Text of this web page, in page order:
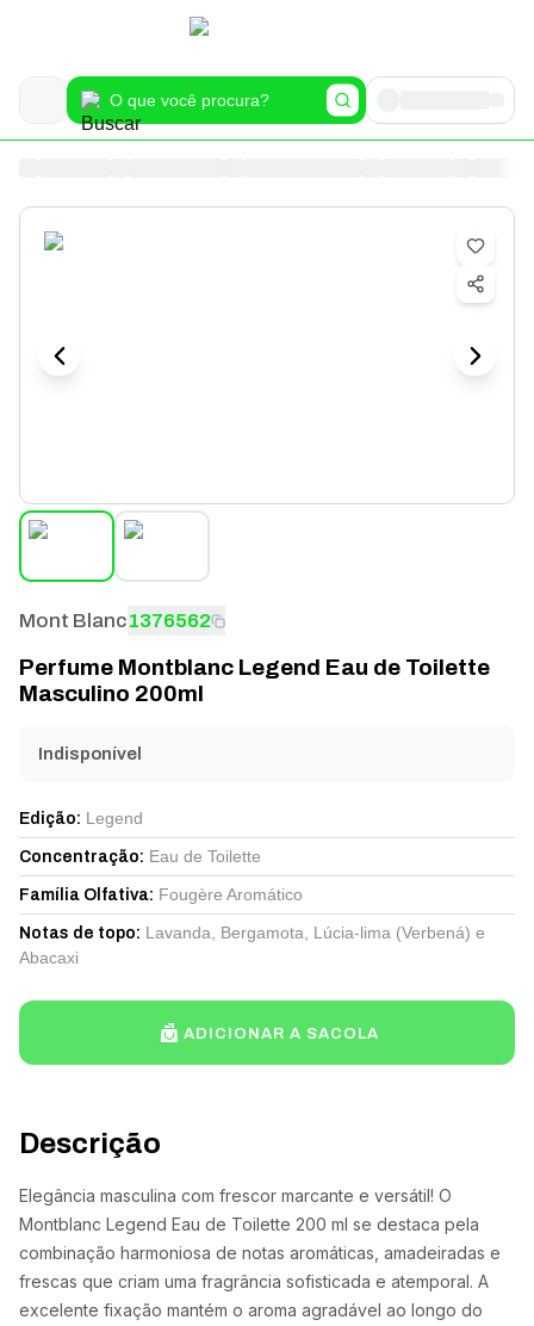
Descrição
Elegância masculina com frescor marcante e versátil! O
Montblanc Legend Eau de Toilette 200 ml se destaca pela
combinação harmoniosa de notas aromáticas, amadeiradas e
frescas que criam uma fragrância sofisticada e atemporal. A
excelente fixação mantém o aroma agradável ao longo do
Mont Blanc1376562
Perfume Montblanc Legend Eau de Toilette
Masculino 200ml
Indisponível
Edição: Legend
Concentração: Eau de Toilette
Família Olfativa: Fougère Aromático
Notas de topo: Lavanda, Bergamota, Lúcia-lima (Verbená) e
Abacaxi
ADICIONAR A SACOLA